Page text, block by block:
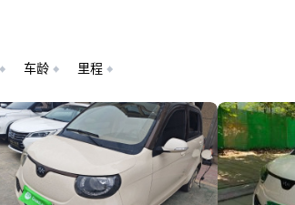
车龄 里程